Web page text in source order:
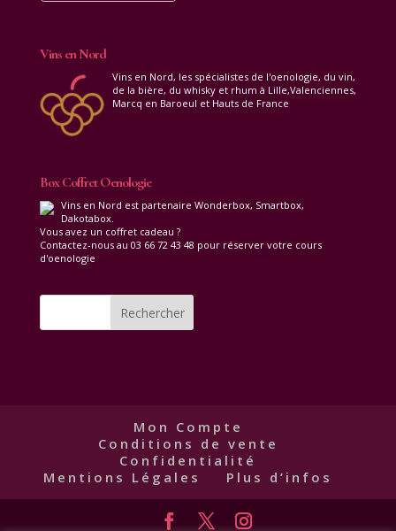
Vins en Nord
Vins en Nord, les spécialistes de l'oenologie, du vin,
de la bière, du whisky et rhum à Lille,Valenciennes,
Marcq en Baroeul et Hauts de France
Box Coffret Oenologie
Vins en Nord est partenaire Wonderbox, Smartbox,
Dakotabox.
Vous avez un coffret cadeau ?
Contactez-nous au 03 66 72 43 48 pour réserver votre cours
d'oenologie
Mon Compte
Conditions de vente
Confidentialité
Mentions Légales
Plus d’infos